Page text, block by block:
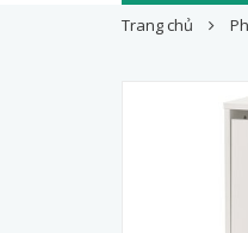
Trang chủ